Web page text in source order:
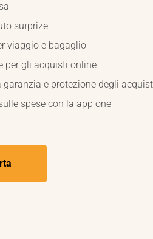
surprize
viaggio e bagaglio
per gli acquisti online
garanzia e protezione degli
spese con la app one